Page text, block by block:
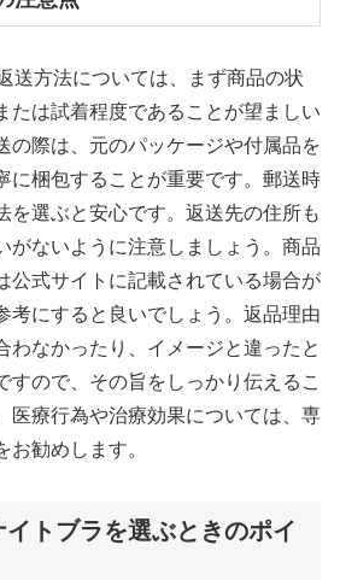
送方法については、まず商品の状
たは試着程度であることが望ましい
の際は、元のパッケージや付属品を
に梱包することが重要です。郵送時
を選ぶと安心です。返送先の住所も
がないように注意しましょう。商品
公式サイトに記載されている場合が
考にすると良いでしょう。返品理由
わなかったり、イメージと違ったと
すので、その旨をしっかり伝えるこ
医療行為や治療効果については、専
お勧めします。
トブラを選ぶときのポイ